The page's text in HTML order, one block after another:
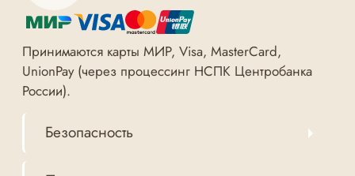
Принимаются карты МИР, Visa, MasterCard,
UnionPay (через процессинг НСПК Центробанка
России).
Безопасность